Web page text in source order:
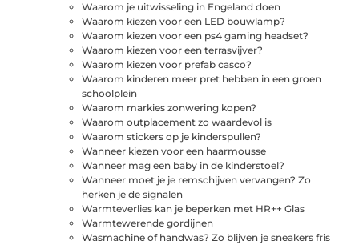
Waarom je uitwisseling in Engeland doen
Waarom kiezen voor een LED bouwlamp?
Waarom kiezen voor een ps4 gaming headset?
Waarom kiezen voor een terrasvijver?
Waarom kiezen voor prefab casco?
Waarom kinderen meer pret hebben in een groen
schoolplein
Waarom markies zonwering kopen?
Waarom outplacement zo waardevol is
Waarom stickers op je kinderspullen?
Wanneer kiezen voor een haarmousse
Wanneer mag een baby in de kinderstoel?
Wanneer moet je je remschijven vervangen? Zo
herken je de signalen
Warmteverlies kan je beperken met HR++ Glas
Warmtewerende gordijnen
Wasmachine of handwas? Zo blijven je sneakers fris